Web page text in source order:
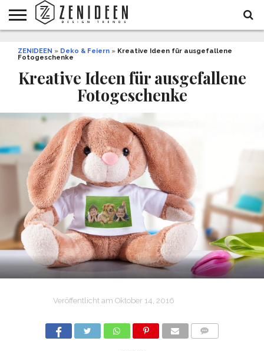
INNENDESIGN
ARCHITEKTUR
GARTEN
UND
LIFESTYLE
DEKO
&
DIY
STYLE
REZEPTE
GESUNDHEIT
WEIHNACHTEN
ZENIDEEN » Deko & Feiern » Kreative Ideen für ausgefallene
Fotogeschenke
Kreative Ideen für ausgefallene
Fotogeschenke
Veröffentlicht am Oktober 14, 2016